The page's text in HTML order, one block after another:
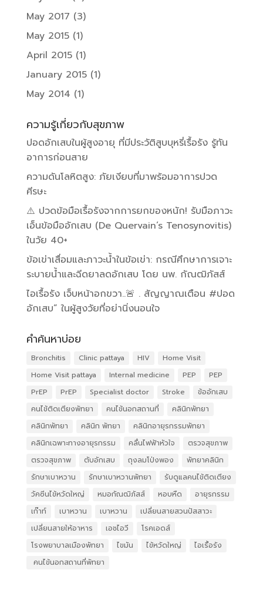
May 2017 (3)
May 2015(1)
April 2015(1)
January 2015(1)
May 2014 (1)
ความรู้เกี่ยวกับสุขภาพ
ปอดอักเสบในผู้สูงอายุ ที่มีประวัติสูบบุหรี่เรื้อรัง รู้ทัน
อาการก่อนสาย
ความดันโลหิตสูง: ภัยเงียบที่มาพร้อมอาการปวด
ศีรษะ
⚠️ ปวดข้อมือเรื้อรังจากการยกของหนัก! รับมือภาวะ
เอ็นข้อมืออักเสบ (De Quervain’s Tenosynovitis)
ในวัย 40+
ข้อเข่าเสื่อมและภาวะน้ำในข้อเข่า: กรณีศึกษาการเจาะ
ระบายน้ำและฉีดยาลดอักเสบ โดย นพ. กัณฒิภัสส์
ไอเรื้อรัง เจ็บหน้าอกขวา..🚨 . สัญญาณเตือน #ปอด
อักเสบ” ในผู้สูงวัยที่อย่านิ่งนอนใจ
คำค้นหาบ่อย
Bronchitis Clinic pattaya HIV
Home Visit
Home Visit pattaya
Internal medicine PEP
PEP
PrEP
PrEP Specialist doctor Stroke
ข้ออักเสบ
คนไข้ติดเตียงพัทยา
คนไข้นอกสถานที่
คลินิกพัทยา
คลินิกพัทยา
คลินิก พัทยา
คลินิกอายุรกรรมพัทยา
คลินิกเฉพาะทางอายุรกรรม
คลื่นไฟฟ้าหัวใจ
ตรวจสุขภาพ
ตรวจสุขภาพ
ตับอักเสบ ถุงลมโป่งพอง
พัทยาคลินิก
รักษาเบาหวาน
รักษาเบาหวานพัทยา
รับดูแลคนไข้ติดเตียง
วัคซีนไข้หวัดใหญ่
หมอกัณฒิภัสส์ หอบหืด
อายุรกรรม
เก๊าท์
เบาหวาน เบาหวาน
เปลี่ยนสายสวนปัสสาวะ
เปลี่ยนสายให้อาหาร
เอชไอวี
โรคเอดส์
โรงพยาบาลเมืองพัทยา
ไขมัน ไข้หวัดใหญ่
ไอเรื้อรัง
​ คนไข้นอกสถานที่พัทยา